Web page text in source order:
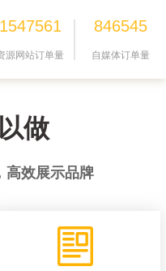
1547561
源网站订单量
846545
自媒体订单量
做
高效展示品牌